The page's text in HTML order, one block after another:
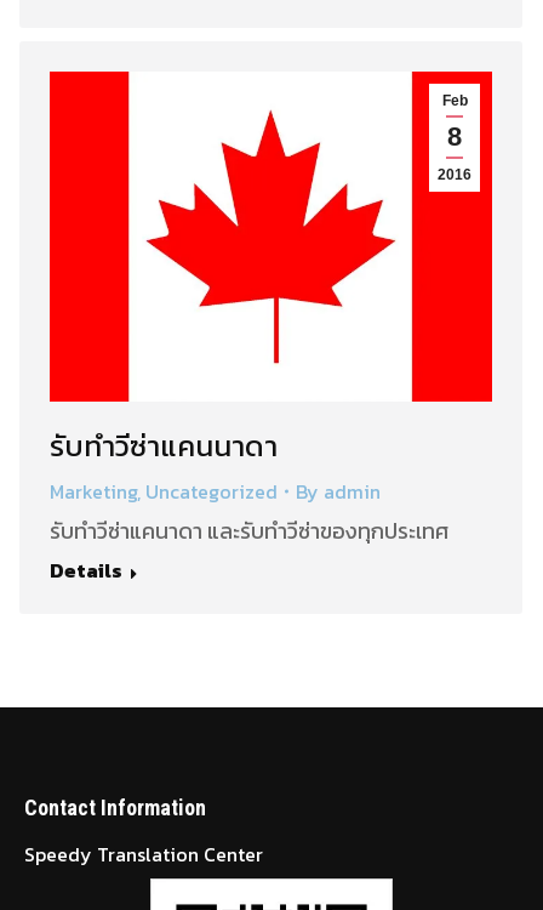
Feb
8
2016
รับทำวีซ่าแคนนาดา
Marketing, Uncategorized By admin
รับทำวีซ่าแคนาดา และรับทำวีซ่าของทุกประเทศ
Details
Contact Information
Speedy Translation Center